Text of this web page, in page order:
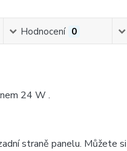
Hodnocení 0
24 W .
straně panelu. Můžete